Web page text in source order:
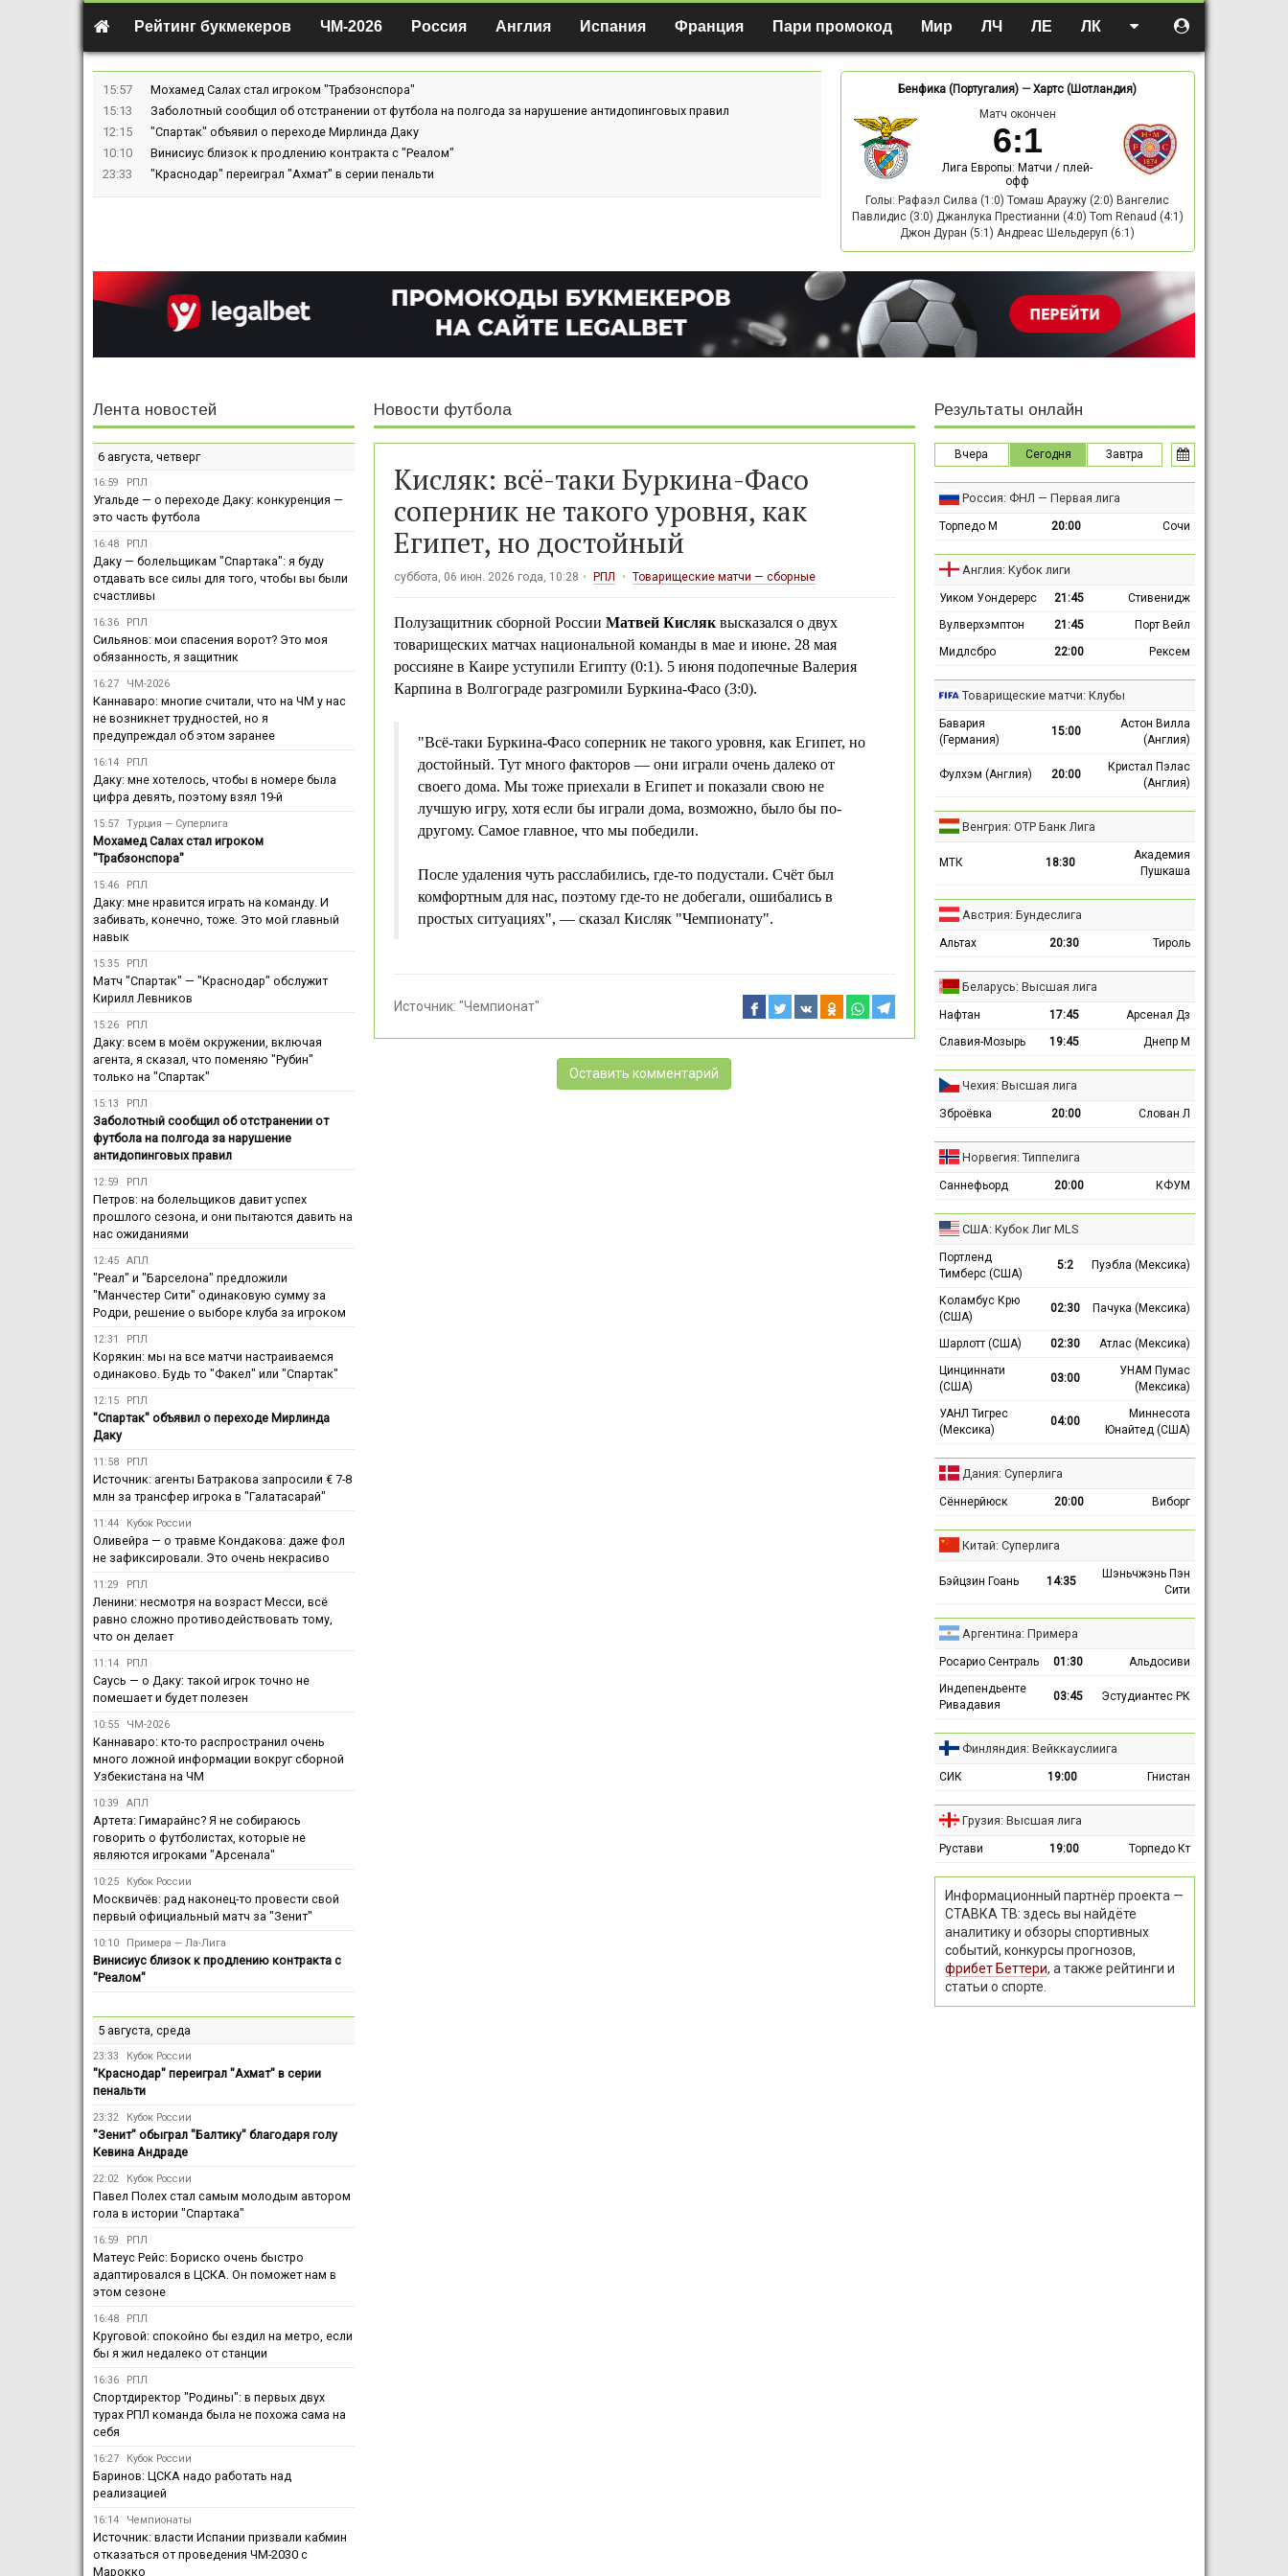
Рейтинг букмекеров ЧМ-2026 Россия Англия Испания Франция Пари промокод Мир ЛЧ ЛЕ ЛК
15:57
Мохамед Салах стал игроком "Трабзонспора"
15:13
Заболотный сообщил об отстранении от футбола на полгода за нарушение антидопинговых правил
12:15
"Спартак" объявил о переходе Мирлинда Даку
10:10
Винисиус близок к продлению контракта с "Реалом"
23:33
"Краснодар" переиграл "Ахмат" в серии пенальти
Бенфика (Португалия) —Хартс (Шотландия)
Матч окончен
6:1
Лига Европы: Матчи / плей-
офф
Голы: Рафаэл Силва (1:0) Томаш Араужу (2:0) Вангелис
Павлидис (3:0) Джанлука Престианни (4:0) Tom Renaud (4:1)
Джон Дуран (5:1) Андреас Шельдеруп (6:1)
Новости футбола
Кисляк: всё-таки Буркина-Фасо
соперник не такого уровня, как
Египет, но достойный
суббота, 06 июн. 2026 года, 10:28 РПЛ Товарищеские матчи — сборные
Полузащитник сборной России Матвей Кисляквысказался о двух
товарищеских матчах национальной команды в мае и июне. 28 мая
россияне в Каире уступили Египту (0:1). 5 июня подопечные Валерия
Карпина в Волгограде разгромили Буркина-Фасо (3:0).
"Всё-таки Буркина-Фасо соперник не такого уровня, как Египет, но
достойный. Тут много факторов — они играли очень далеко от
своего дома. Мы тоже приехали в Египет и показали свою не
лучшую игру, хотя если бы играли дома, возможно, было бы по-
другому. Самое главное, что мы победили.
После удаления чуть расслабились, где-то подустали. Счёт был
комфортным для нас, поэтому где-то не добегали, ошибались в
простых ситуациях", — сказал Кисляк "Чемпионату".
Источник: "Чемпионат"
Оставить комментарий
Лента новостей
6 августа, четверг
16:59 РПЛ
Угальде — о переходе Даку: конкуренция —
это часть футбола
16:48 РПЛ
Даку — болельщикам "Спартака": я буду
отдавать все силы для того, чтобы вы были
счастливы
16:36 РПЛ
Сильянов: мои спасения ворот? Это моя
обязанность, я защитник
16:27 ЧМ-2026
Каннаваро: многие считали, что на ЧМ у нас
не возникнет трудностей, но я
предупреждал об этом заранее
16:14 РПЛ
Даку: мне хотелось, чтобы в номере была
цифра девять, поэтому взял 19-й
15:57 Турция — Суперлига
Мохамед Салах стал игроком
"Трабзонспора"
15:46 РПЛ
Даку: мне нравится играть на команду. И
забивать, конечно, тоже. Это мой главный
навык
15:35 РПЛ
Матч "Спартак" — "Краснодар" обслужит
Кирилл Левников
15:26 РПЛ
Даку: всем в моём окружении, включая
агента, я сказал, что поменяю "Рубин"
только на "Спартак"
15:13 РПЛ
Заболотный сообщил об отстранении от
футбола на полгода за нарушение
антидопинговых правил
12:59 РПЛ
Петров: на болельщиков давит успех
прошлого сезона, и они пытаются давить на
нас ожиданиями
12:45 АПЛ
"Реал" и "Барселона" предложили
"Манчестер Сити" одинаковую сумму за
Родри, решение о выборе клуба за игроком
12:31 РПЛ
Корякин: мы на все матчи настраиваемся
одинаково. Будь то "Факел" или "Спартак"
12:15 РПЛ
"Спартак" объявил о переходе Мирлинда
Даку
11:58 РПЛ
Источник: агенты Батракова запросили € 7-8
млн за трансфер игрока в "Галатасарай"
11:44 Кубок России
Оливейра — о травме Кондакова: даже фол
не зафиксировали. Это очень некрасиво
11:29 РПЛ
Ленини: несмотря на возраст Месси, всё
равно сложно противодействовать тому,
что он делает
11:14 РПЛ
Саусь — о Даку: такой игрок точно не
помешает и будет полезен
10:55 ЧМ-2026
Каннаваро: кто-то распространил очень
много ложной информации вокруг сборной
Узбекистана на ЧМ
10:39 АПЛ
Артета: Гимарайнс? Я не собираюсь
говорить о футболистах, которые не
являются игроками "Арсенала"
10:25 Кубок России
Москвичёв: рад наконец-то провести свой
первый официальный матч за "Зенит"
10:10 Примера — Ла-Лига
Винисиус близок к продлению контракта с
"Реалом"
5 августа, среда
23:33 Кубок России
"Краснодар" переиграл "Ахмат" в серии
пенальти
23:32 Кубок России
"Зенит" обыграл "Балтику" благодаря голу
Кевина Андраде
22:02 Кубок России
Павел Полех стал самым молодым автором
гола в истории "Спартака"
16:59 РПЛ
Матеус Рейс: Бориско очень быстро
адаптировался в ЦСКА. Он поможет нам в
этом сезоне
16:48 РПЛ
Круговой: спокойно бы ездил на метро, если
бы я жил недалеко от станции
16:36 РПЛ
Спортдиректор "Родины": в первых двух
турах РПЛ команда была не похожа сама на
себя
16:27 Кубок России
Баринов: ЦСКА надо работать над
реализацией
16:14 Чемпионаты
Источник: власти Испании призвали кабмин
отказаться от проведения ЧМ-2030 с
Марокко
Результаты онлайн
Вчера Сегодня Завтра
Россия: ФНЛ — Первая лига
Торпедо М 20:00 Сочи
Англия: Кубок лиги
Уиком Уондерерс 21:45
Стивенидж
Вулверхэмптон
21:45
Порт Вейл
Мидлсбро
22:00 Рексем
Товарищеские матчи: Клубы
Бавария
(Германия)
15:00
Астон Вилла
(Англия)
Фулхэм (Англия) 20:00
Кристал Пэлас
(Англия)
Венгрия: ОТР Банк Лига
МТК 18:30
Академия
Пушкаша
Австрия: Бундеслига
Альтах 20:30 Тироль
Беларусь: Высшая лига
Нафтан 17:45
Арсенал Дз
Славия-Мозырь
19:45 Днепр М
Чехия: Высшая лига
Зброёвка 20:00 Слован Л
Норвегия: Типпелига
Саннефьорд 20:00 КФУМ
США: Кубок Лиг MLS
Портленд
Тимберс (США)
5:2 Пуэбла (Мексика)
Коламбус Крю
(США)
02:30 Пачука (Мексика)
Шарлотт (США) 02:30
Атлас (Мексика)
Цинциннати
(США)
03:00
УНАМ Пумас
(Мексика)
УАНЛ Тигрес
(Мексика)
04:00
Миннесота
Юнайтед (США)
Дания: Суперлига
Сённерйюск 20:00 Виборг
Китай: Суперлига
Бэйцзин Гоань 14:35
Шэньчжэнь Пэн
Сити
Аргентина: Примера
Росарио Сентраль 01:30
Альдосиви
Индепендьенте
Ривадавия
03:45 Эстудиантес РК
Финляндия: Вейккауслиига
СИК 19:00 Гнистан
Грузия: Высшая лига
Рустави 19:00 Торпедо Кт
Информационный партнёр проекта —
СТАВКА ТВ: здесь вы найдёте
аналитику и обзоры спортивных
событий, конкурсы прогнозов,
фрибет Беттери, а также рейтинги и
статьи о спорте.